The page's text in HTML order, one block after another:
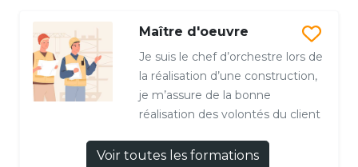
Maître d'oeuvre
Je suis le chef d’orchestre lors de
la réalisation d’une construction,
je m’assure de la bonne
réalisation des volontés du client
Voir toutes les formations